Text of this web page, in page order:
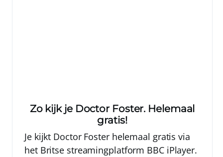
Zo kijk je Doctor Foster. Helemaal
gratis!
Je kijkt Doctor Foster helemaal gratis via
het Britse streamingplatform BBC iPlayer.